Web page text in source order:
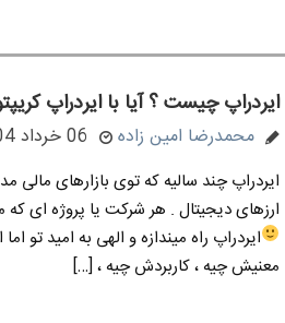
ایردراپ چیست ؟ آیا با ایردراپ
محمدرضا امین زاده 06 خرداد 1404
ایردراپ چند سالیه که توی بازارهای مالی
ارزهای دیجیتال . هر شرکت یا پروژه ای
ایردراپ راه میندازه و الهی به امید تو
معنیش چیه ، کاربردش چیه ، […]